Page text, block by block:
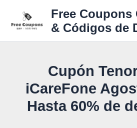
contenido
Free Coupons
& Códigos de
Cupón
iCareFone
Hasta 60% de